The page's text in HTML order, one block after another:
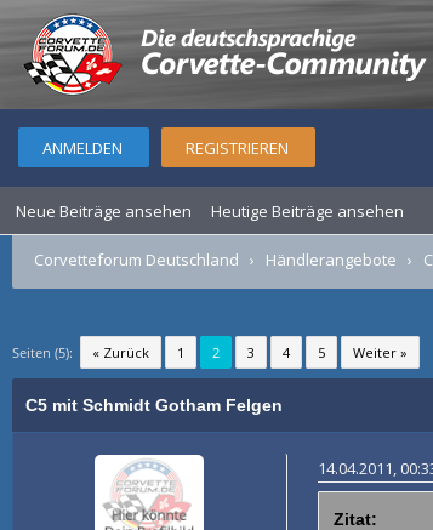
ANMELDEN REGISTRIEREN
Neue Beiträge ansehen Heutige Beiträge ansehen
Corvetteforum Deutschland › Händlerangebote ›
Seiten (5): « Zurück 1 2 3 4 5 Weiter »
C5 mit Schmidt Gotham Felgen
14.04.2011,
Zitat: